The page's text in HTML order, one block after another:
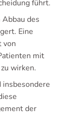
führt.
des
Eine
von
mit
wirken.
der